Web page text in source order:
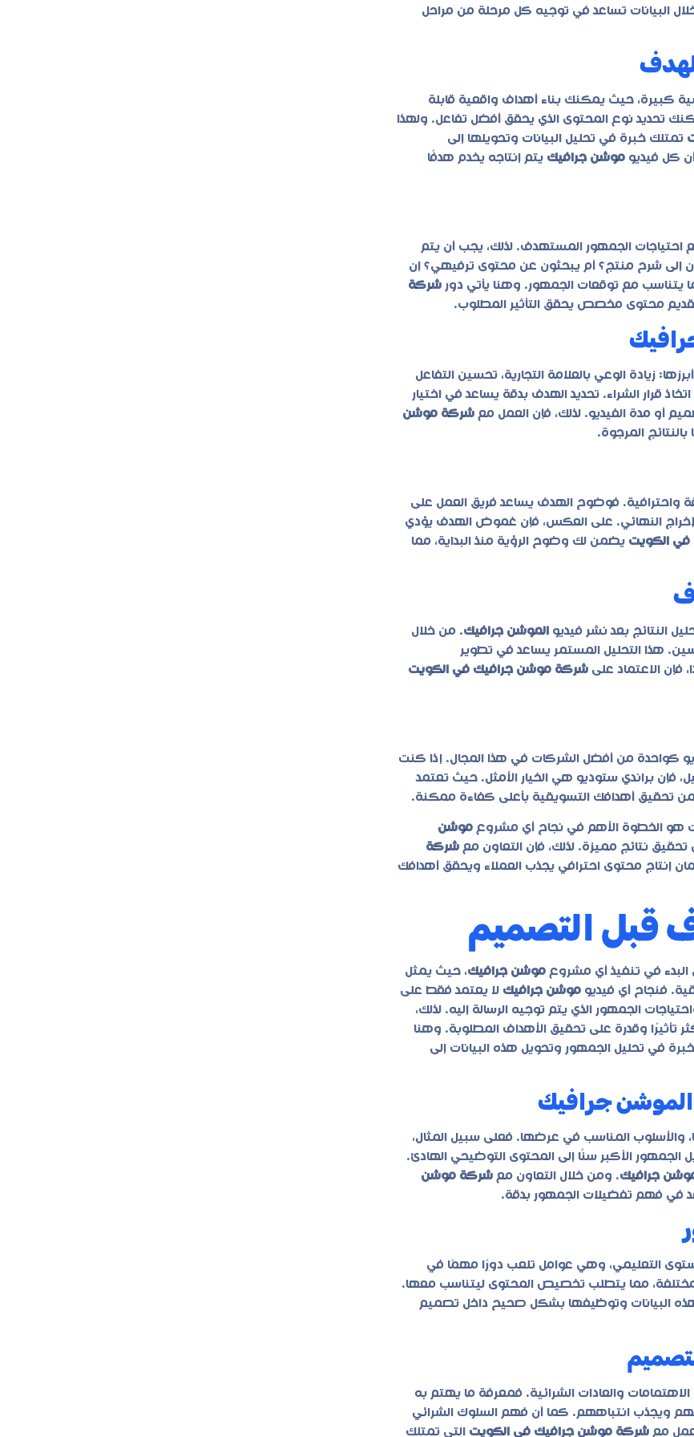
البيانات تساعد في توجيه كل مرحلة من مراحل
كبيرة، حيث يمكنك بناء أهداف واقعية قابلة
تحديد نوع المحتوى الذي يحقق أفضل تفاعل. ولهذا
تمتلك خبرة في تحليل البيانات وتحويلها إلى
كل فيديو موشن جرافيك يتم إنتاجه يخدم هدفًا
الجمهور المستهدف. لذلك، يجب أن يتم
إلى شرح منتج؟ أم يبحثون عن محتوى ترفيهي؟ إن
يتناسب مع توقعات الجمهور. وهنا يأتي دور شركة
محتوى مخصص يحقق التأثير المطلوب.
زيادة الوعي بالعلامة التجارية، تحسين التفاعل
قرار الشراء. تحديد الهدف بدقة يساعد في اختيار
أو مدة الفيديو. لذلك، فإن العمل مع شركة موشن
المرجوة.
واحترافية. فوضوح الهدف يساعد فريق العمل على
النهائي. على العكس، فإن غموض الهدف يؤدي
الكويت يضمن لك وضوح الرؤية منذ البداية، مما
النتائج بعد نشر فيديو الموشن جرافيك. من خلال
هذا التحليل المستمر يساعد في تطوير
فإن الاعتماد على شركة موشن جرافيك في الكويت
كواحدة من أفضل الشركات في هذا المجال. إذا كنت
فإن براندي ستوديو هي الخيار الأمثل. حيث تعتمد
تحقيق أهدافك التسويقية بأعلى كفاءة ممكنة.
هو الخطوة الأهم في نجاح أي مشروع موشن
نتائج مميزة. لذلك، فإن التعاون مع شركة
إنتاج محتوى احترافي يجذب العملاء ويحقق أهدافك
قبل التصميم
في تنفيذ أي مشروع موشن جرافيك، حيث يمثل
فنجاح أي فيديو موشن جرافيك لا يعتمد فقط على
الجمهور الذي يتم توجيه الرسالة إليه. لذلك،
وقدرة على تحقيق الأهداف المطلوبة. وهنا
في تحليل الجمهور وتحويل هذه البيانات إلى
جرافيك
والأسلوب المناسب في عرضها. فعلى سبيل المثال،
الجمهور الأكبر سنًا إلى المحتوى التوضيحي الهادئ.
جرافيك. ومن خلال التعاون مع شركة موشن
في فهم تفضيلات الجمهور بدقة.
التعليمي، وهي عوامل تلعب دورًا مهمًا في
مما يتطلب تخصيص المحتوى ليتناسب معها.
البيانات وتوظيفها بشكل صحيح داخل تصميم
والعادات الشرائية. فمعرفة ما يهتم به
ويجذب انتباههم. كما أن فهم السلوك الشرائي
مع شركة موشن جرافيك في الكويت التي تمتلك